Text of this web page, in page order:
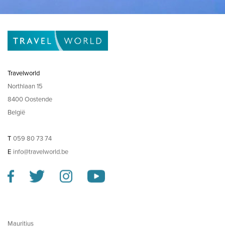
Travelworld
Northlaan 15
8400 Oostende
België
T 059 80 73 74
E info@travelworld.be
Mauritius